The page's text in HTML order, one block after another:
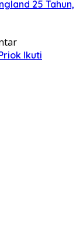
25 Tahun,
Ikuti